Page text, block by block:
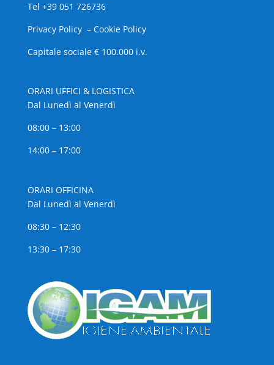
Tel +39 051 726736
Privacy Policy – Cookie Policy
Capitale sociale € 100.000 i.v.
ORARI UFFICI & LOGISTICA
Dal Lunedì al Venerdì
08:00 – 13:00
14:00 – 17:00
ORARI OFFICINA
Dal Lunedì al Venerdì
08:30 – 12:30
13:30 – 17:30